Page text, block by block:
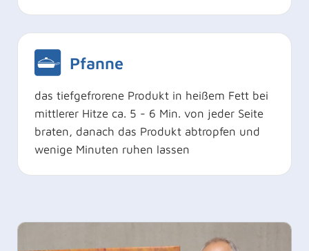
Pfanne
das tiefgefrorene Produkt in heißem Fett bei
mittlerer Hitze ca. 5 - 6 Min. von jeder Seite
braten, danach das Produkt abtropfen und
wenige Minuten ruhen lassen